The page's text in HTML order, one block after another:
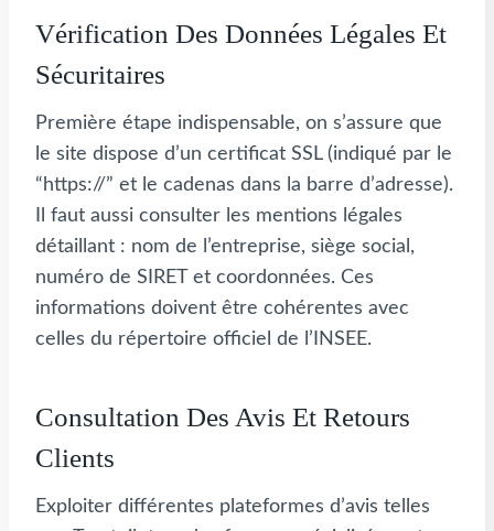
Vérification Des Données Légales Et
Sécuritaires
Première étape indispensable, on s’assure que
le site dispose d’un certificat SSL (indiqué par le
“https://” et le cadenas dans la barre d’adresse).
Il faut aussi consulter les mentions légales
détaillant : nom de l’entreprise, siège social,
numéro de SIRET et coordonnées. Ces
informations doivent être cohérentes avec
celles du répertoire officiel de l’INSEE.
Consultation Des Avis Et Retours
Clients
Exploiter différentes plateformes d’avis telles